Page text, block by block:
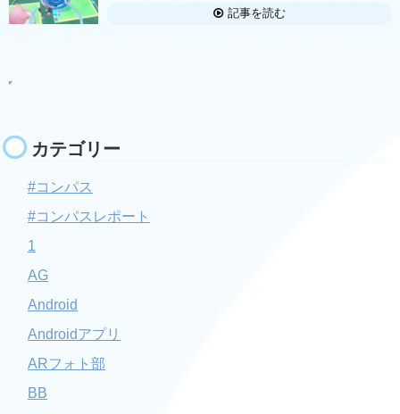
記事を読む
カテゴリー
#コンパス
#コンパスレポート
1
AG
Android
Androidアプリ
ARフォト部
BB